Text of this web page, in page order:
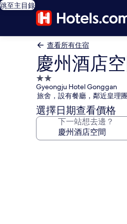
跳至主目錄
查看所有住宿
慶州酒店
2.0
星
級
住
宿
Gyeongju Hotel Gonggan
旅舍，設有餐廳，鄰近皇理
選擇日期查看價格
下一站想去邊？